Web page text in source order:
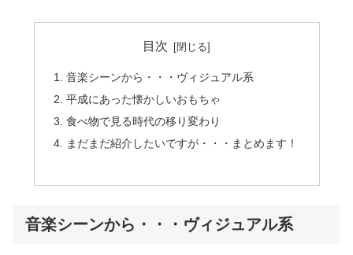
目次
音楽シーンから・・・ヴィジュアル系
平成にあった懐かしいおもちゃ
食べ物で見る時代の移り変わり
まだまだ紹介したいですが・・・まとめます！
音楽シーンから・・・ヴィジュアル系